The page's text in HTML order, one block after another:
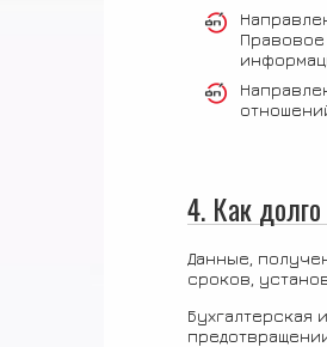
Правовое
4. Как
Данные,
сроков,
Бухгалтерская